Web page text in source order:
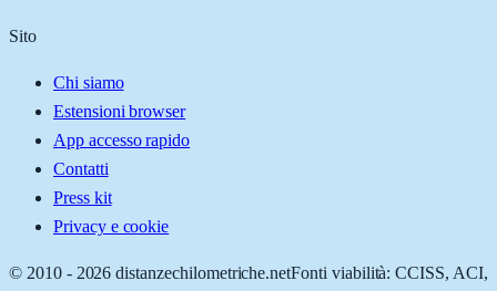
Sito
Chi siamo
Estensioni browser
App accesso rapido
Contatti
Press kit
Privacy e cookie
© 2010 - 2026 distanzechilometriche.netFonti viabilità: CCISS, ACI,